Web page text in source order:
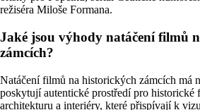
režiséra Miloše Formana.
Jaké jsou výhody natáčení filmů
zámcích?
Natáčení filmů na historických zámcích má
poskytují autentické prostředí pro historické
architekturu a interiéry, které přispívají k